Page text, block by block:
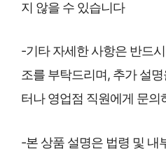
지 않을 수 있습니다
-기타 자세한 사항은 반드
조를 부탁드리며, 추가 설
터나 영업점 직원에게 문의
-본 상품 설명은 법령 및 내